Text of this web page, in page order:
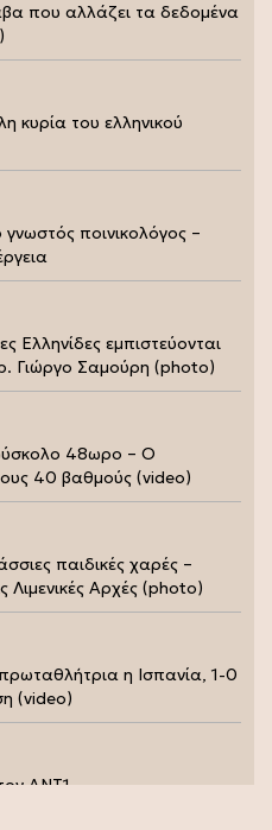
που αλλάζει τα δεδομένα
κυρία του ελληνικού
ποινικολόγος –
Ελληνίδες εμπιστεύονται
Γιώργο Σαμούρη (photo)
48ωρο – Ο
40 βαθμούς (video)
παιδικές χαρές –
Αρχές (photo)
η Ισπανία, 1-0
(video)
ΑΝΤ1